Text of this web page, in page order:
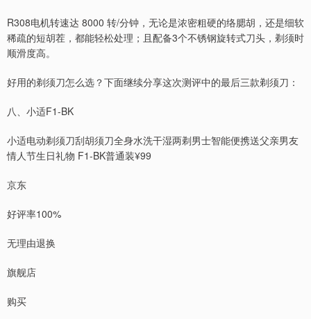
R308电机转速达 8000 转/分钟，无论是浓密粗硬的络腮胡，还是细软
稀疏的短胡茬，都能轻松处理；且配备3个不锈钢旋转式刀头，剃须时
顺滑度高。
好用的剃须刀怎么选？下面继续分享这次测评中的最后三款剃须刀：
八、小适F1-BK
小适电动剃须刀刮胡须刀全身水洗干湿两剃男士智能便携送父亲男友
情人节生日礼物 F1-BK普通装¥99
京东
好评率100%
无理由退换
旗舰店
购买